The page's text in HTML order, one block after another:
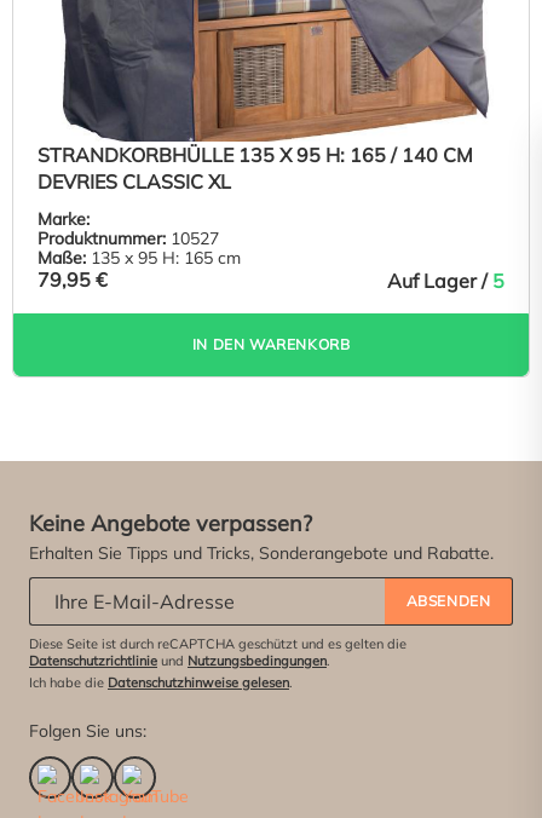
STRANDKORBHÜLLE 135 X 95 H: 165 / 140 CM
DEVRIES CLASSIC XL
Marke:
Produktnummer: 10527
Maße: 135 x 95 H: 165 cm
79,95 € Auf Lager / 5
IN DEN WARENKORB
Keine Angebote verpassen?
Erhalten Sie Tipps und Tricks, Sonderangebote und Rabatte.
ABSENDEN
Diese Seite ist durch reCAPTCHA geschützt und es gelten die
Datenschutzrichtlinie und Nutzungsbedingungen.
Ich habe die Datenschutzhinweise gelesen.
Folgen Sie uns: